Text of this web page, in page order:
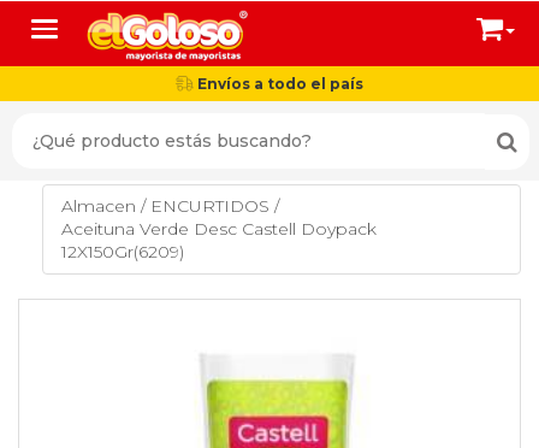
Toggle navigation
Envíos a todo el país
Almacen / ENCURTIDOS /
Aceituna Verde Desc Castell Doypack
12X150Gr(6209)